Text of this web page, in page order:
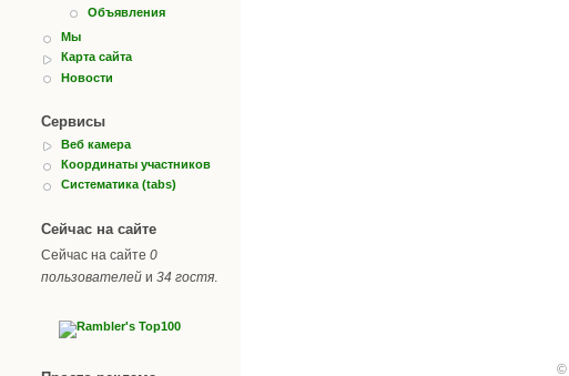
Объявления
Мы
Карта сайта
Новости
Сервисы
Веб камера
Координаты участников
Систематика (tabs)
Сейчас на сайте
Сейчас на сайте 0
пользователей и 34 гостя
©